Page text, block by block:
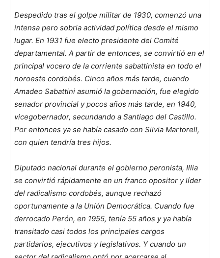
Despedido tras el golpe militar de 1930, comenzó una
intensa pero sobria actividad política desde el mismo
lugar. En 1931 fue electo presidente del Comité
departamental. A partir de entonces, se convirtió en el
principal vocero de la corriente sabattinista en todo el
noroeste cordobés. Cinco años más tarde, cuando
Amadeo Sabattini asumió la gobernación, fue elegido
senador provincial y pocos años más tarde, en 1940,
vicegobernador, secundando a Santiago del Castillo.
Por entonces ya se había casado con Silvia Martorell,
con quien tendría tres hijos.
Diputado nacional durante el gobierno peronista, Illia
se convirtió rápidamente en un franco opositor y líder
del radicalismo cordobés, aunque rechazó
oportunamente a la Unión Democrática. Cuando fue
derrocado Perón, en 1955, tenía 55 años y ya había
transitado casi todos los principales cargos
partidarios, ejecutivos y legislativos. Y cuando un